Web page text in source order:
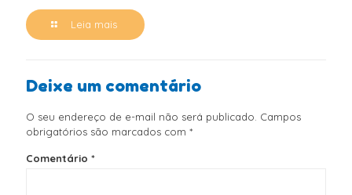
Leia mais
Deixe um comentário
O seu endereço de e-mail não será publicado. Campos
obrigatórios são marcados com *
Comentário *